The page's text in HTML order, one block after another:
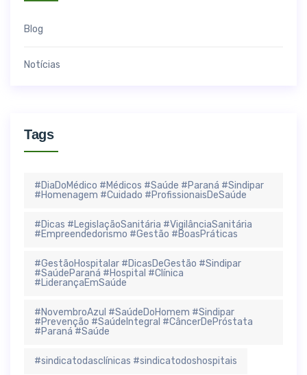
Blog
Notícias
Tags
#DiaDoMédico #Médicos #Saúde #Paraná #Sindipar
#Homenagem #Cuidado #ProfissionaisDeSaúde
#Dicas #LegislaçãoSanitária #VigilânciaSanitária
#Empreendedorismo #Gestão #BoasPráticas
#GestãoHospitalar #DicasDeGestão #Sindipar
#SaúdeParaná #Hospital #Clínica
#LiderançaEmSaúde
#NovembroAzul #SaúdeDoHomem #Sindipar
#Prevenção #SaúdeIntegral #CâncerDePróstata
#Paraná #Saúde
#sindicatodasclínicas #sindicatodoshospitais